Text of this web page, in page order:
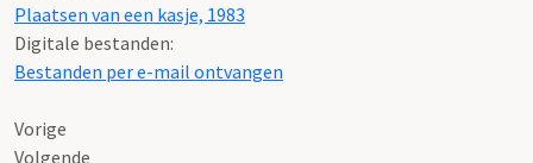
Plaatsen van een kasje, 1983
Digitale bestanden:
Bestanden per e-mail ontvangen
Vorige
Volgende